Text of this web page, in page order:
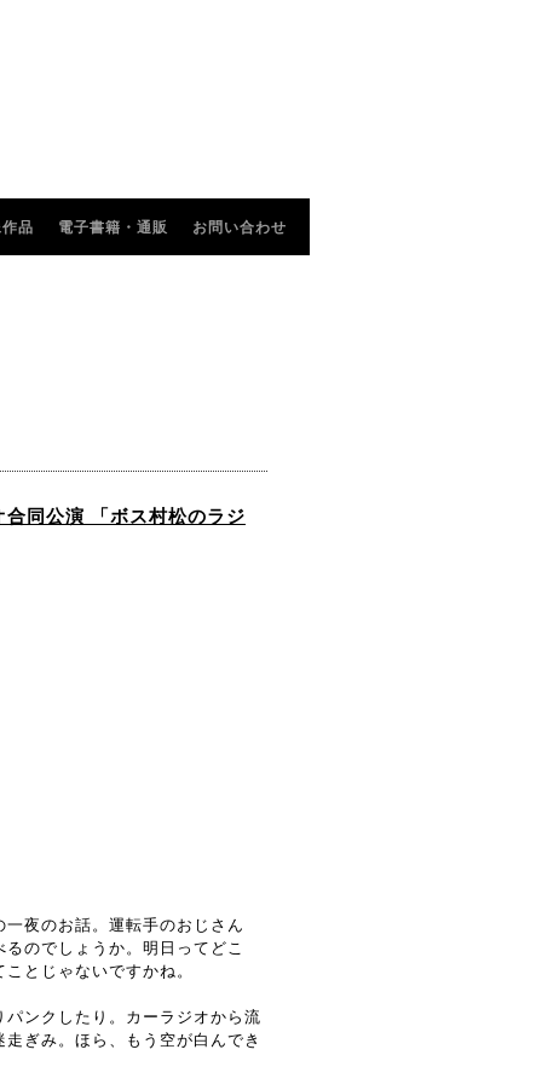
品 電子書籍・通販 お問い合わせ
同公演 ​「ボス村松のラジ
夜のお話。運転手のおじさん
のでしょうか。明日ってどこ
とじゃないですかね。
ンクしたり。カーラジオから流
ぎみ。ほら、もう空が白んでき